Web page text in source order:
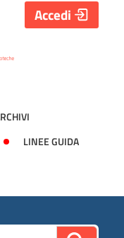
LINEE GUIDA
Accedi